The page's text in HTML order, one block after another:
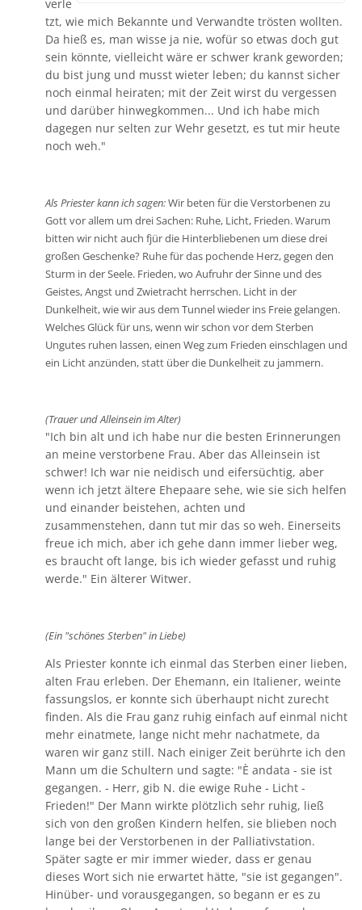
verle
tzt, wie mich Bekannte und Verwandte trösten wollten.
Da hieß es, man wisse ja nie, wofür so etwas doch gut
sein könnte, vielleicht wäre er schwer krank geworden;
du bist jung und musst wieter leben; du kannst sicher
noch einmal heiraten; mit der Zeit wirst du vergessen
und darüber hinwegkommen... Und ich habe mich
dagegen nur selten zur Wehr gesetzt, es tut mir heute
noch weh."
Als Priester kann ich sagen:Wir beten für die Verstorbenen zu
Gott vor allem um drei Sachen: Ruhe, Licht, Frieden. Warum
bitten wir nicht auch fjür die Hinterbliebenen um diese drei
großen Geschenke? Ruhe für das pochende Herz, gegen den
Sturm in der Seele. Frieden, wo Aufruhr der Sinne und des
Geistes, Angst und Zwietracht herrschen. Licht in der
Dunkelheit, wie wir aus dem Tunnel wieder ins Freie gelangen.
Welches Glück für uns, wenn wir schon vor dem Sterben
Ungutes ruhen lassen, einen Weg zum Frieden einschlagen und
ein Licht anzünden, statt über die Dunkelheit zu jammern.
(Trauer und Alleinsein im Alter)
"Ich bin alt und ich habe nur die besten Erinnerungen
an meine verstorbene Frau. Aber das Alleinsein ist
schwer! Ich war nie neidisch und eifersüchtig, aber
wenn ich jetzt ältere Ehepaare sehe, wie sie sich helfen
und einander beistehen, achten und
zusammenstehen, dann tut mir das so weh. Einerseits
freue ich mich, aber ich gehe dann immer lieber weg,
es braucht oft lange, bis ich wieder gefasst und ruhig
werde." Ein älterer Witwer.
(Ein "schönes Sterben" in Liebe)
Als Priester konnte ich einmal das Sterben einer lieben,
alten Frau erleben. Der Ehemann, ein Italiener, weinte
fassungslos, er konnte sich überhaupt nicht zurecht
finden. Als die Frau ganz ruhig einfach auf einmal nicht
mehr einatmete, lange nicht mehr nachatmete, da
waren wir ganz still. Nach einiger Zeit berührte ich den
Mann um die Schultern und sagte: "È andata - sie ist
gegangen. - Herr, gib N. die ewige Ruhe - Licht -
Frieden!" Der Mann wirkte plötzlich sehr ruhig, ließ
sich von den großen Kindern helfen, sie blieben noch
lange bei der Verstorbenen in der Palliativstation.
Später sagte er mir immer wieder, dass er genau
dieses Wort sich nie erwartet hätte, "sie ist gegangen".
Hinüber- und vorausgegangen, so begann er es zu